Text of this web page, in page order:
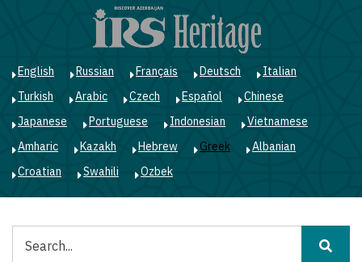
περιεχόμενο
English Russian Français Deutsch
Italian
Turkish
Arabic Czech Español
Chinese
Japanese
Portuguese Indonesian
Vietnamese
Amharic
Kazakh Hebrew Greek
Albanian
Croatian
Swahili Ozbek